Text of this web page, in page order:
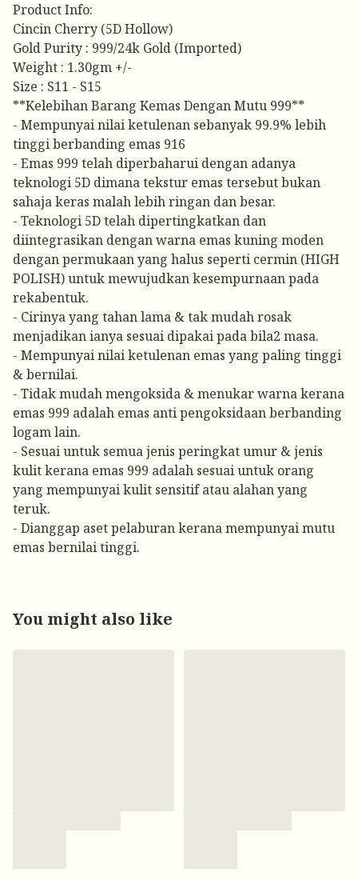
Product Info:
Cincin Cherry (5D Hollow)
Gold Purity : 999/24k Gold (Imported)
Weight : 1.30gm +/-
Size : S11 - S15
**Kelebihan Barang Kemas Dengan Mutu 999**
- Mempunyai nilai ketulenan sebanyak 99.9% lebih
tinggi berbanding emas 916
- Emas 999 telah diperbaharui dengan adanya
teknologi 5D dimana tekstur emas tersebut bukan
sahaja keras malah lebih ringan dan besar.
- Teknologi 5D telah dipertingkatkan dan
diintegrasikan dengan warna emas kuning moden
dengan permukaan yang halus seperti cermin (HIGH
POLISH) untuk mewujudkan kesempurnaan pada
rekabentuk.
- Cirinya yang tahan lama & tak mudah rosak
menjadikan ianya sesuai dipakai pada bila2 masa.
- Mempunyai nilai ketulenan emas yang paling tinggi
& bernilai.
- Tidak mudah mengoksida & menukar warna kerana
emas 999 adalah emas anti pengoksidaan berbanding
logam lain.
- Sesuai untuk semua jenis peringkat umur & jenis
kulit kerana emas 999 adalah sesuai untuk orang
yang mempunyai kulit sensitif atau alahan yang
teruk.
- Dianggap aset pelaburan kerana mempunyai mutu
emas bernilai tinggi.
You might also like